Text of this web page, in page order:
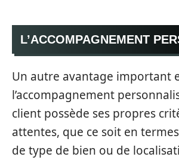
L’ACCOMPAGNEMENT
Un autre avantage important
l’accompagnement
client possède ses propres
attentes, que ce soit en
de type de bien ou de